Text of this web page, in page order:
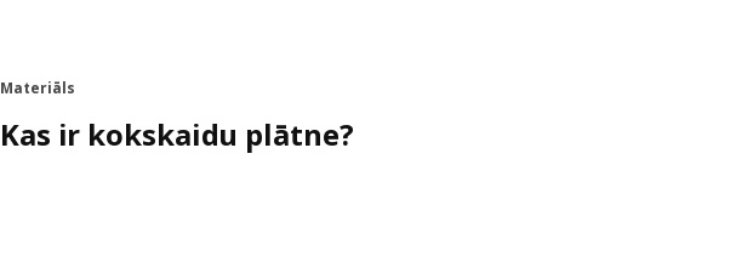
Materiāls
Kas ir kokskaidu plātne?